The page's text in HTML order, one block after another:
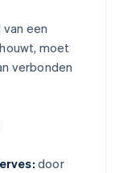
een
moet
verbonden
door